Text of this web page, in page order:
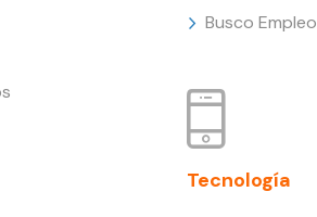
Busco Empleo
Tecnología